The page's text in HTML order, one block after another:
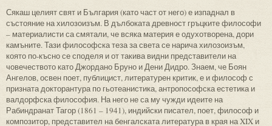
Сякаш целият свят и България (като част от него) е изпаднал в
състояние на хилозоизъм. В дълбоката древност гръцките философи
– материалисти са смятали, че всяка материя е одухотворена, дори
камъните. Тази философска теза за света се нарича хилозоизъм,
която по-късно се споделя и от такива видни представители на
човечеството като Джордано Бруно и Дени Дидро. Знаем, че Боян
Ангелов, освен поет, публицист, литературен критик, е и философ с
призната докторантура по гьотеанистика, антропософска естетика и
валдорфска философия. На него не са му чужди идеите на
Рабиндранат Тагор (1861 – 1941), индийски писател, поет, философ и
композитор, представител на бенгалската литература в края на XIX и